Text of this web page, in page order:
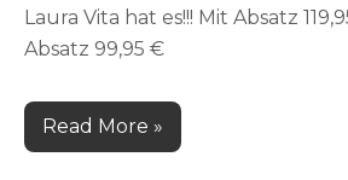
Laura Vita hat es!!! Mit Absatz
Absatz 99,95 €
Read More »